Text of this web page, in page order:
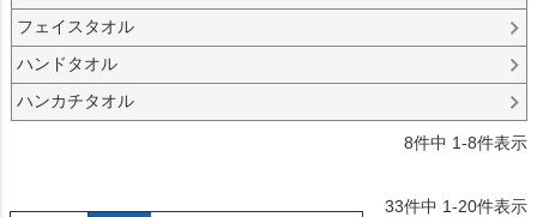
フェイスタオル
ハンドタオル
ハンカチタオル
8件中 1-8件表示
33件中 1-20件表示